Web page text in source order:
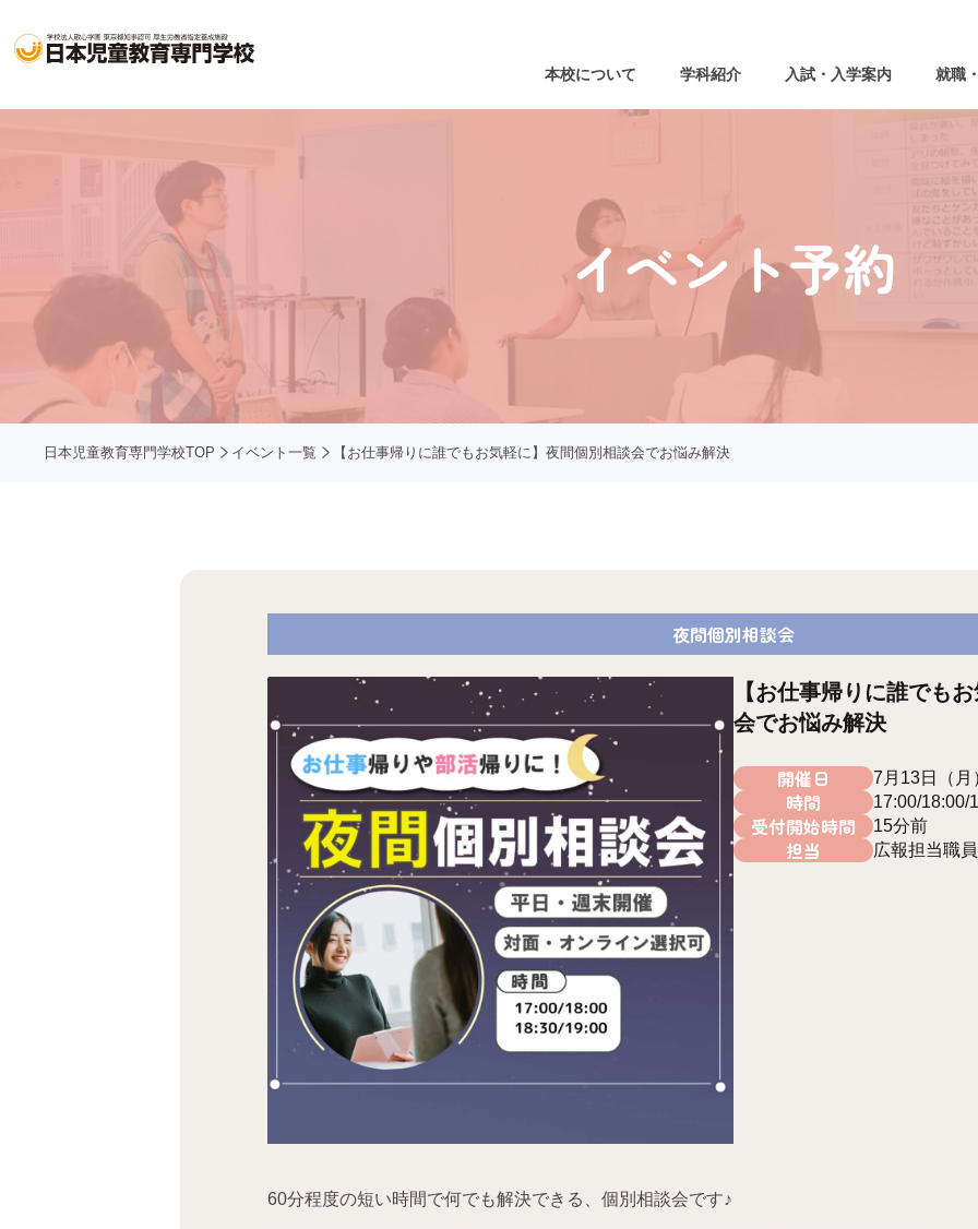
本校について 学科紹介 入試・入学案内 就職
イベント予約
日本児童教育専門学校TOP イベント一覧 【お仕事帰りに誰でもお気軽に】夜間個別相談会でお悩み解決
夜間個別相談会
【お仕事帰りに誰でも
会でお悩み解決
開催日 7月13日（月
時間 17:00/18:00/
受付開始時間 15分前
担当 広報担当職員
60分程度の短い時間で何でも解決できる、個別相談会です♪